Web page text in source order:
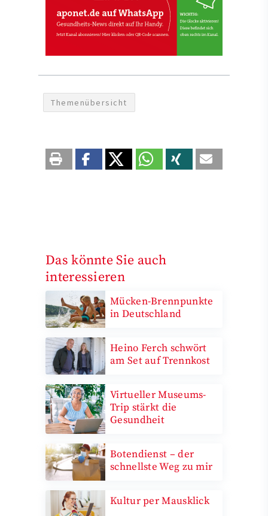
Themenübersicht
Das könnte Sie auch
interessieren
Mücken-Brennpunkte
in Deutschland
Heino Ferch schwört
am Set auf Trennkost
Virtueller Museums-
Trip stärkt die
Gesundheit
Botendienst – der
schnellste Weg zu mir
Kultur per Mausklick